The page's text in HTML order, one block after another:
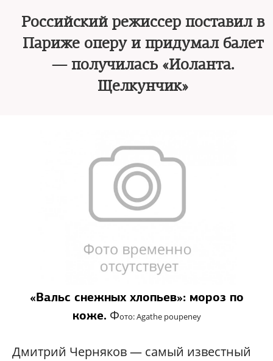
Российский режиссер поставил в
Париже оперу и придумал балет
— получилась «Иоланта.
Щелкунчик»
«Вальс снежных хлопьев»: мороз по
коже. Фото: Agathe poupeney
Дмитрий Черняков — самый известный